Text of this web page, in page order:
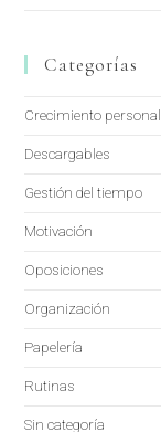
Categorías
Crecimiento personal
Descargables
Gestión del tiempo
Motivación
Oposiciones
Organización
Papelería
Rutinas
Sin categoría